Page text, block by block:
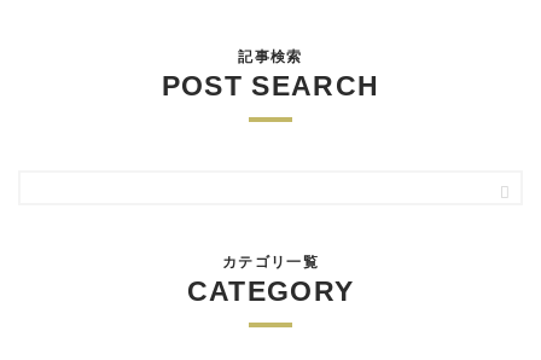
記事検索
POST SEARCH
カテゴリ一覧
CATEGORY